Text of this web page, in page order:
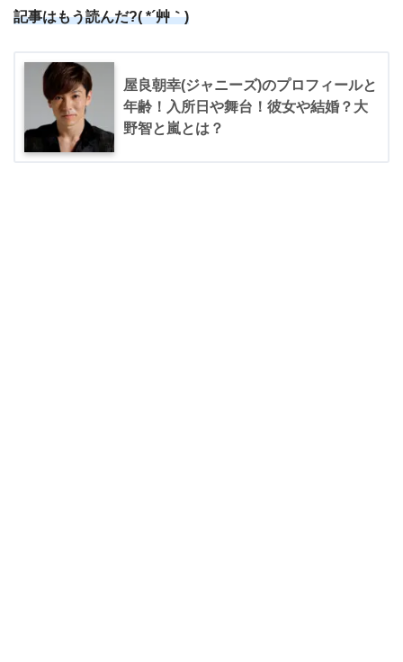
記事はもう読んだ?( *´艸｀)
屋良朝幸(ジャニーズ)のプロフィールと
年齢！入所日や舞台！彼女や結婚？大
野智と嵐とは？